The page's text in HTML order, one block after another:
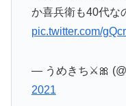
か喜兵衛も40代な
pic.twitter.com/
— うめきち⚔️🎀
2021